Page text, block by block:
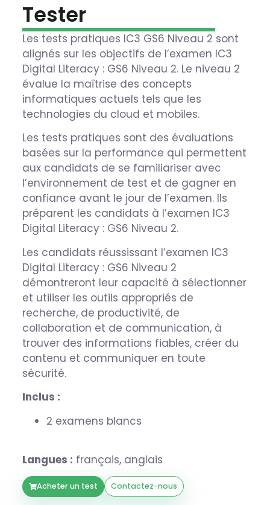
Tester
Les tests pratiques IC3 GS6 Niveau 2 sont
alignés sur les objectifs de l’examen IC3
Digital Literacy : GS6 Niveau 2. Le niveau 2
évalue la maîtrise des concepts
informatiques actuels tels que les
technologies du cloud et mobiles.
Les tests pratiques sont des évaluations
basées sur la performance qui permettent
aux candidats de se familiariser avec
l’environnement de test et de gagner en
confiance avant le jour de l’examen. Ils
préparent les candidats à l’examen IC3
Digital Literacy : GS6 Niveau 2.
Les candidats réussissant l’examen IC3
Digital Literacy : GS6 Niveau 2
démontreront leur capacité à sélectionner
et utiliser les outils appropriés de
recherche, de productivité, de
collaboration et de communication, à
trouver des informations fiables, créer du
contenu et communiquer en toute
sécurité.
Inclus :
2 examens blancs
Langues : français, anglais
Acheter un test Contactez-nous